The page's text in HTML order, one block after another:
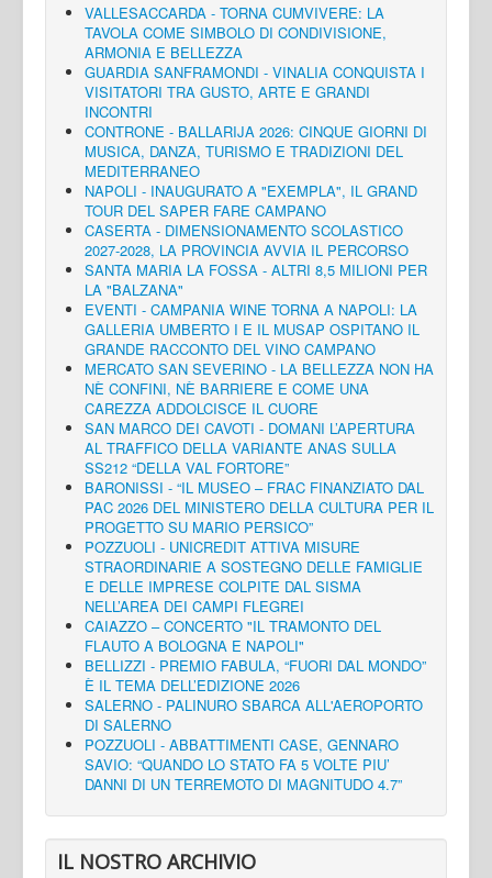
VALLESACCARDA - TORNA CUMVIVERE: LA
TAVOLA COME SIMBOLO DI CONDIVISIONE,
ARMONIA E BELLEZZA
GUARDIA SANFRAMONDI - VINALIA CONQUISTA I
VISITATORI TRA GUSTO, ARTE E GRANDI
INCONTRI
CONTRONE - BALLARIJA 2026: CINQUE GIORNI DI
MUSICA, DANZA, TURISMO E TRADIZIONI DEL
MEDITERRANEO
NAPOLI - INAUGURATO A "EXEMPLA", IL GRAND
TOUR DEL SAPER FARE CAMPANO
CASERTA - DIMENSIONAMENTO SCOLASTICO
2027-2028, LA PROVINCIA AVVIA IL PERCORSO
SANTA MARIA LA FOSSA - ALTRI 8,5 MILIONI PER
LA "BALZANA"
EVENTI - CAMPANIA WINE TORNA A NAPOLI: LA
GALLERIA UMBERTO I E IL MUSAP OSPITANO IL
GRANDE RACCONTO DEL VINO CAMPANO
MERCATO SAN SEVERINO - LA BELLEZZA NON HA
NÈ CONFINI, NÈ BARRIERE E COME UNA
CAREZZA ADDOLCISCE IL CUORE
SAN MARCO DEI CAVOTI - DOMANI L’APERTURA
AL TRAFFICO DELLA VARIANTE ANAS SULLA
SS212 “DELLA VAL FORTORE”
BARONISSI - “IL MUSEO – FRAC FINANZIATO DAL
PAC 2026 DEL MINISTERO DELLA CULTURA PER IL
PROGETTO SU MARIO PERSICO”
POZZUOLI - UNICREDIT ATTIVA MISURE
STRAORDINARIE A SOSTEGNO DELLE FAMIGLIE
E DELLE IMPRESE COLPITE DAL SISMA
NELL’AREA DEI CAMPI FLEGREI
CAIAZZO – CONCERTO "IL TRAMONTO DEL
FLAUTO A BOLOGNA E NAPOLI"
BELLIZZI - PREMIO FABULA, “FUORI DAL MONDO”
È IL TEMA DELL’EDIZIONE 2026
SALERNO - PALINURO SBARCA ALL'AEROPORTO
DI SALERNO
POZZUOLI - ABBATTIMENTI CASE, GENNARO
SAVIO: “QUANDO LO STATO FA 5 VOLTE PIU’
DANNI DI UN TERREMOTO DI MAGNITUDO 4.7”
IL NOSTRO ARCHIVIO